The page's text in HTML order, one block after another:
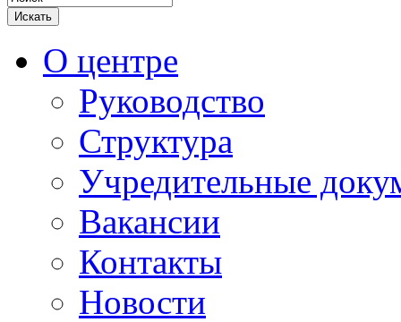
Искать
О центре
Руководство
Структура
Учредительные
Вакансии
Контакты
Новости